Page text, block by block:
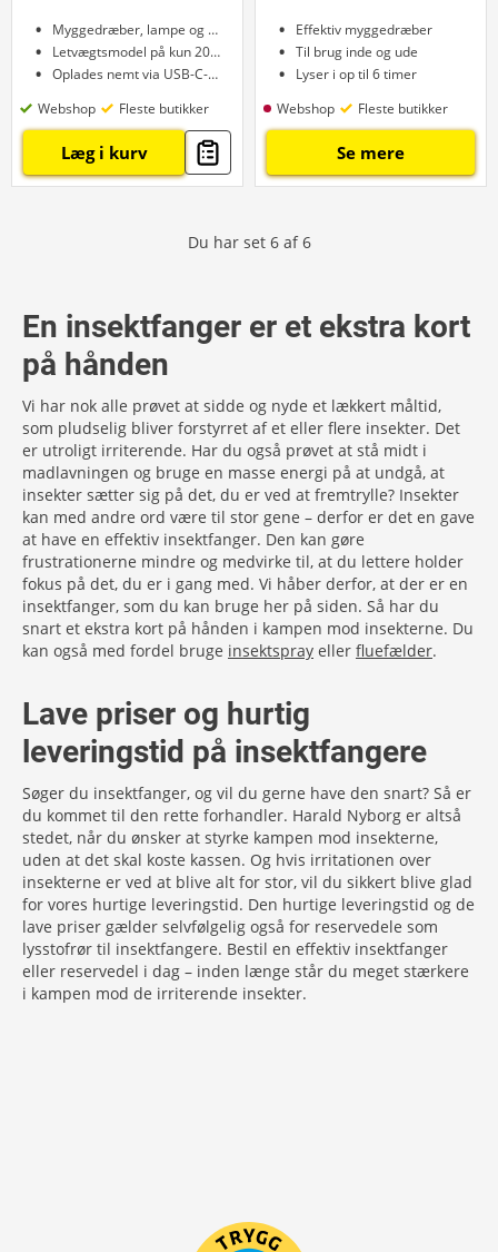
Myggedræber, lampe og spotlys
Letvægtsmodel på kun 200 g
Oplades nemt via USB-C-kabel
Webshop
Fleste butikker
Læg i kurv
Effektiv myggedræber
Til brug inde og ude
Lyser i op til 6 timer
Webshop
Fleste butikker
Se mere
Du har set 6 af 6
En insektfanger er et ekstra kort
på hånden
Vi har nok alle prøvet at sidde og nyde et lækkert måltid,
som pludselig bliver forstyrret af et eller flere insekter. Det
er utroligt irriterende. Har du også prøvet at stå midt i
madlavningen og bruge en masse energi på at undgå, at
insekter sætter sig på det, du er ved at fremtrylle? Insekter
kan med andre ord være til stor gene – derfor er det en gave
at have en effektiv insektfanger. Den kan gøre
frustrationerne mindre og medvirke til, at du lettere holder
fokus på det, du er i gang med. Vi håber derfor, at der er en
insektfanger, som du kan bruge her på siden. Så har du
snart et ekstra kort på hånden i kampen mod insekterne. Du
kan også med fordel bruge insektspray eller fluefælder.
Lave priser og hurtig
leveringstid på insektfangere
Søger du insektfanger, og vil du gerne have den snart? Så er
du kommet til den rette forhandler. Harald Nyborg er altså
stedet, når du ønsker at styrke kampen mod insekterne,
uden at det skal koste kassen. Og hvis irritationen over
insekterne er ved at blive alt for stor, vil du sikkert blive glad
for vores hurtige leveringstid. Den hurtige leveringstid og de
lave priser gælder selvfølgelig også for reservedele som
lysstofrør til insektfangere. Bestil en effektiv insektfanger
eller reservedel i dag – inden længe står du meget stærkere
i kampen mod de irriterende insekter.